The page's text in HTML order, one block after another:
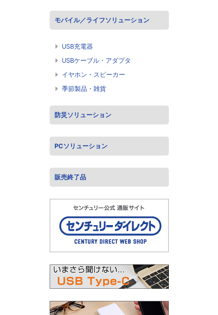
モバイル／ライフソリューション
USB充電器
USBケーブル・アダプタ
イヤホン・スピーカー
季節製品・雑貨
防災ソリューション
PCソリューション
販売終了品